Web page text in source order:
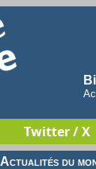
Twitter / X
Actualités du